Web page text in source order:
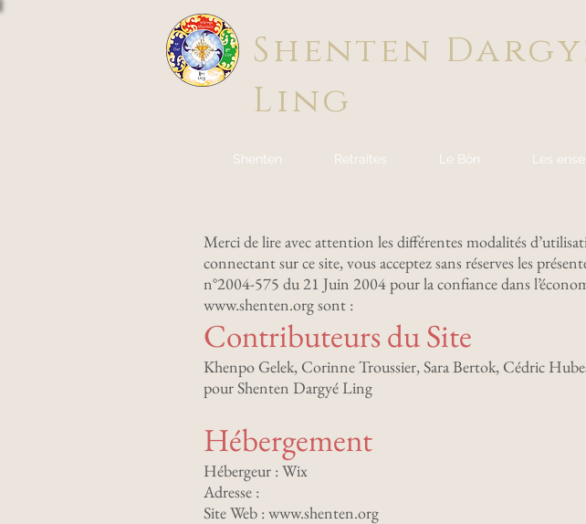
Shenten
Ling
Shenten Retraites Le Bön Les
Merci de lire avec attention les différentes modalités
connectant sur ce site, vous acceptez sans réserves les
n°2004-575 du 21 Juin 2004 pour la confiance dans
www.shenten.orgsont :
Contributeurs du Site
Khenpo Gelek, Corinne Troussier, Sara Bertok, Cédric
pour Shenten Dargyé Ling
Hébergement
Hébergeur : Wix
Adresse :
Site Web : www.shenten.org